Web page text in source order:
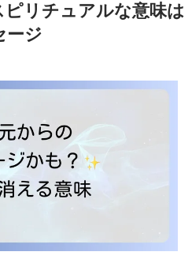
リチュアルな意味は
ージ